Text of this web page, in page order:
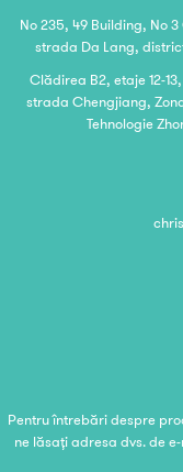
No 235, 49 Building, No
strada Da Lang,
Clădirea B2, etaje 12-
strada Chengjiang,
Tehnologie
Pentru întrebări despre
ne lăsați adresa dvs. de